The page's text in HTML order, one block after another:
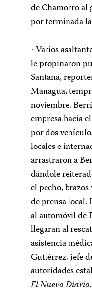
de Chamorro al
por terminada
· Varios
le propinaron
Santana,
Managua,
noviembre.
empresa hacia
por dos
locales e
arrastraron a
dándole
el pecho,
de prensa local.
al automóvil de
llegaran al
asistencia
Gutiérrez, jefe
autoridades
El Nuevo Diario.